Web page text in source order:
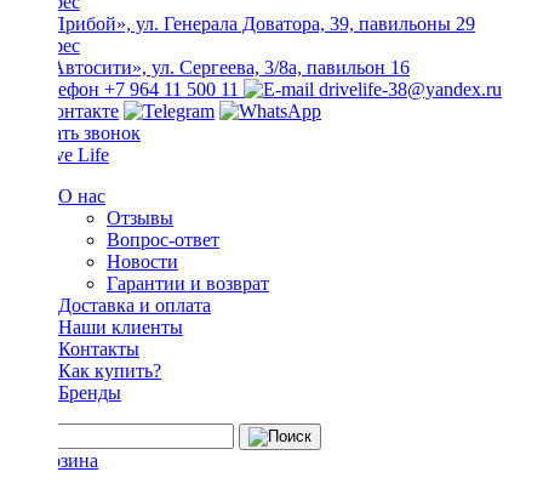
ТЦ «Прибой», ул. Генерала Доватора, 39, павильоны 29
ТЦ «Автосити», ул. Сергеева, 3/8а, павильон 16
+7 964 11 500 11
drivelife-38@yandex.ru
Заказать звонок
О нас
Отзывы
Вопрос-ответ
Новости
Гарантии и возврат
Доставка и оплата
Наши клиенты
Контакты
Как купить?
Бренды